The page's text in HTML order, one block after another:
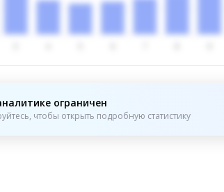
ограничен
чтобы открыть подробную статистику